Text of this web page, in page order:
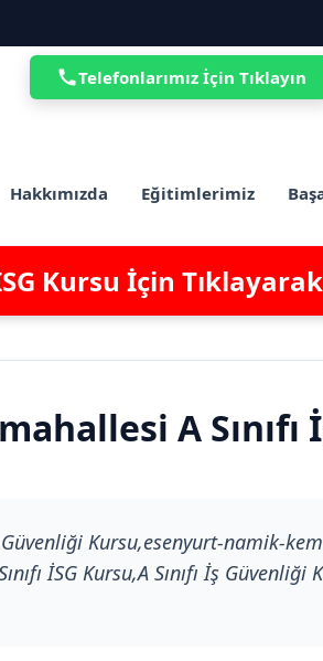
Hakkımızda Eğitimlerimiz
Kursu İçin
A Sınıfı
Kursu,esenyurt-namik-
İSG Kursu,A Sınıfı İş Güvenliği
Telefonlarımız İçin Tıklayın